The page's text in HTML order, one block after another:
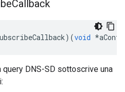
Callback
)(void *
query DNS-SD sottoscrive una